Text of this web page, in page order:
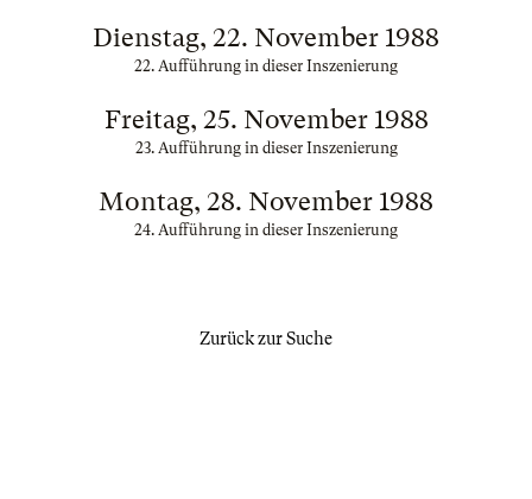
Dienstag, 22. November 1988
22. Aufführung in dieser Inszenierung
Freitag, 25. November 1988
23. Aufführung in dieser Inszenierung
Montag, 28. November 1988
24. Aufführung in dieser Inszenierung
Zurück zur Suche